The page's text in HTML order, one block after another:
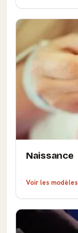
Naissance
Voir les modèles